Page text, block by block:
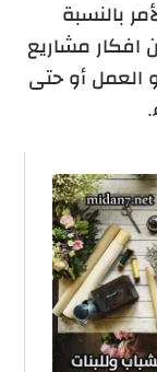
بالنسبة
افكار مشاريع
العمل أو حتى